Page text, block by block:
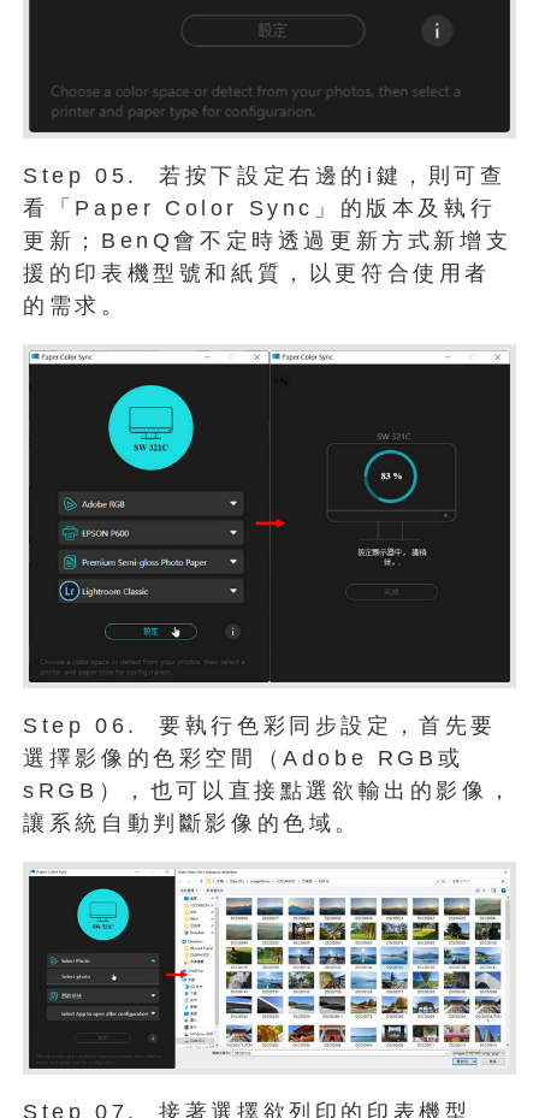
Step 05. 若按下設定右邊的i鍵，則可查
看「Paper Color Sync」的版本及執行
更新；BenQ會不定時透過更新方式新增支
援的印表機型號和紙質，以更符合使用者
的需求。
Step 06. 要執行色彩同步設定，首先要
選擇影像的色彩空間（Adobe RGB或
sRGB），也可以直接點選欲輸出的影像，
讓系統自動判斷影像的色域。
Step 07. 接著選擇欲列印的印表機型